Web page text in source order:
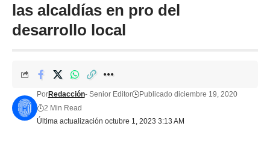
las alcaldías en pro del
desarrollo local
Última actualización octubre 1, 2023 3:13 AM
PorRedacción- Senior Editor
Publicado diciembre 19, 2020
2 Min Read